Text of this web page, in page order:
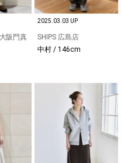
阪門真
2025.03.03 UP
SHIPS 広島店
中村 / 146cm